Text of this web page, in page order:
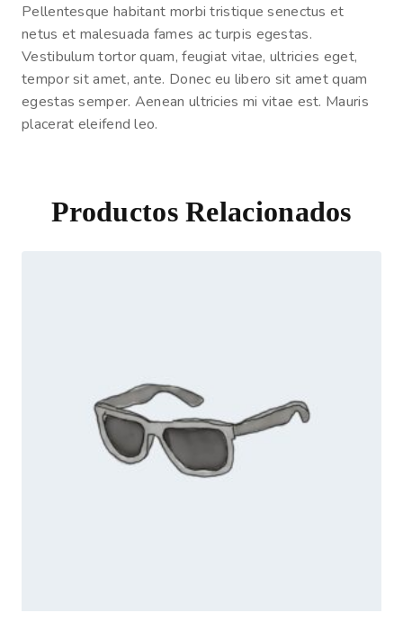
Pellentesque habitant morbi tristique senectus et
netus et malesuada fames ac turpis egestas.
Vestibulum tortor quam, feugiat vitae, ultricies eget,
tempor sit amet, ante. Donec eu libero sit amet quam
egestas semper. Aenean ultricies mi vitae est. Mauris
placerat eleifend leo.
Productos Relacionados